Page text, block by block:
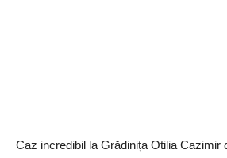
Caz incredibil la Grădinița Otilia Cazimir